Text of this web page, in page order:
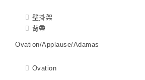
壁掛架
背帶
Ovation/Applause/Adamas
Ovation